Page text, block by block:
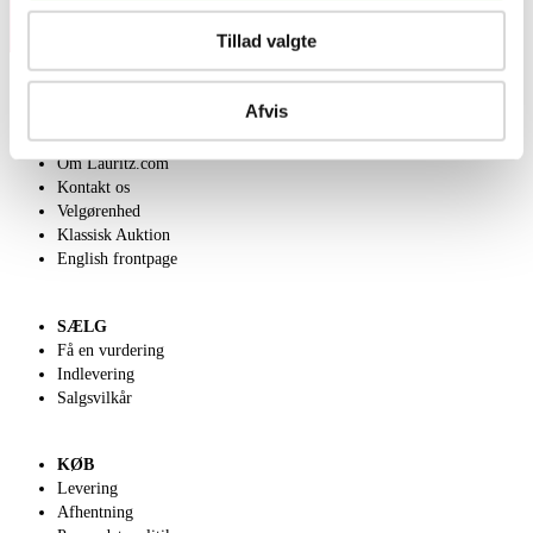
Tillad valgte
Afvis
OM OS
Om Lauritz.com
Kontakt os
Velgørenhed
Klassisk Auktion
English frontpage
SÆLG
Få en vurdering
Indlevering
Salgsvilkår
KØB
Levering
Afhentning